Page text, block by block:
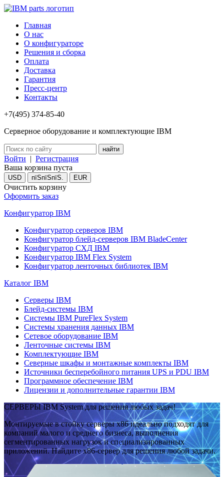
Главная
О нас
О конфигураторе
Решения и сборка
Оплата
Доставка
Гарантия
Пресс-центр
Контакты
+7(495) 374-85-40
Серверное оборудование и комплектующие IBM
Войти | Регистрация
Ваша корзина пуста
USD пїЅпїЅпїЅ. EUR
Очистить корзину
Оформить заказ
Конфигуратор IBM
Конфигуратор серверов IBM
Конфигуратор блейд-серверов IBM BladeCenter
Конфигуратор СХД IBM
Конфигуратор IBM Flex System
Конфигуратор ленточных библиотек IBM
Каталог IBM
Серверы IBM
Блейд-системы IBM
Системы IBM PureFlex System
Системы хранения данных IBM
Сетевое оборудование IBM
Ленточные системы IBM
Комплектующие IBM
Северные шкафы и монтажные комплекты IBM
Источники бесперебойного питания UPS и PDU IBM
Программное обеспечение IBM
Лицензии и дополнительные гарантии IBM
СЕРВЕРЫ IBM System для решения любых задач!
Монтируемые в стойку серверы x86 идеально подходят для
компаний малого и среднего бизнеса, выполнения
сегментированных нагрузок и специализированных
приложений. Найдите x86-сервер для решения любой задачи.